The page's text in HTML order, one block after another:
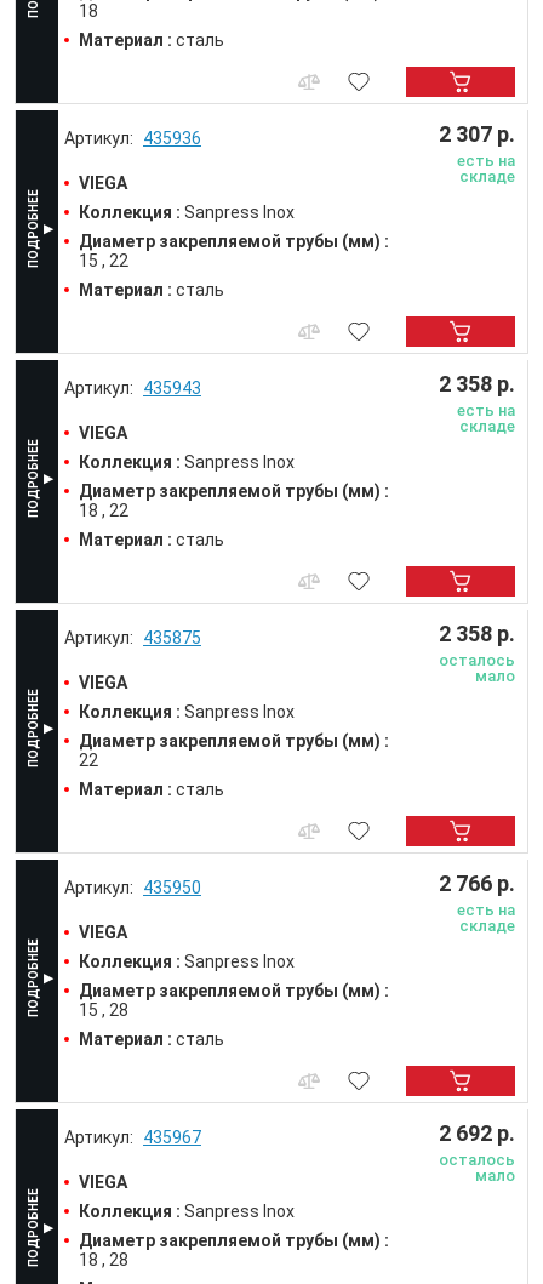
18
Материал : сталь
435936
VIEGA
Коллекция : Sanpress Inox
Диаметр закрепляемой трубы (мм) :
15
22
Материал : сталь
2 307 р.
есть на
складе
435943
VIEGA
Коллекция : Sanpress Inox
Диаметр закрепляемой трубы (мм) :
18
22
Материал : сталь
2 358 р.
есть на
складе
435875
VIEGA
Коллекция : Sanpress Inox
Диаметр закрепляемой трубы (мм) :
22
Материал : сталь
2 358 р.
осталось
мало
435950
VIEGA
Коллекция : Sanpress Inox
Диаметр закрепляемой трубы (мм) :
15
28
Материал : сталь
2 766 р.
есть на
складе
435967
VIEGA
Коллекция : Sanpress Inox
Диаметр закрепляемой трубы (мм) :
18
28
2 692 р.
осталось
мало